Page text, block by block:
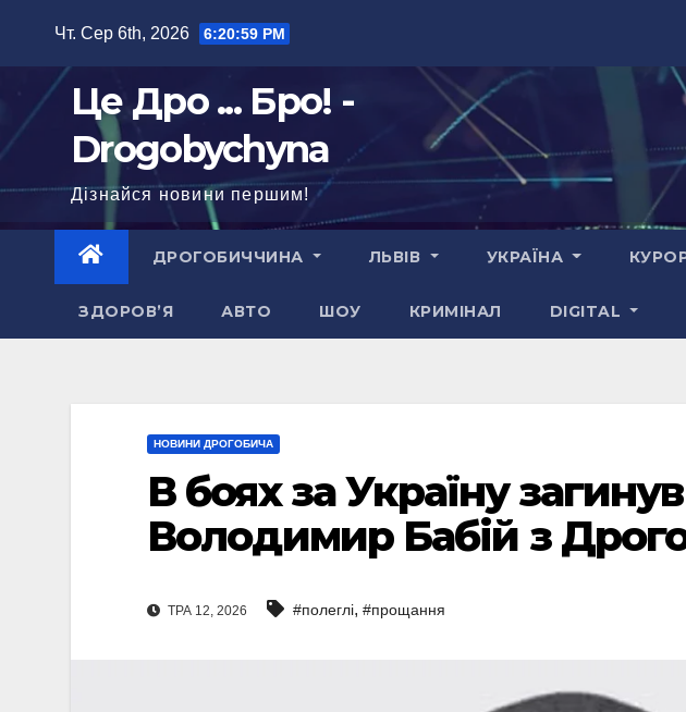
Чт. Сер 6th, 2026 6:21:00 PM
Це Дро ... Бро! -
Drogobychyna
Дізнайся новини першим!
ДРОГОБИЧЧИНА ЛЬВІВ УКРАЇНА
ЗДОРОВ’Я АВТО ШОУ КРИМІНАЛ DIGITAL
НОВИНИ ДРОГОБИЧА
В боях за Україну
Володимир Бабій з
ТРА 12, 2026 #полеглі, #прощання